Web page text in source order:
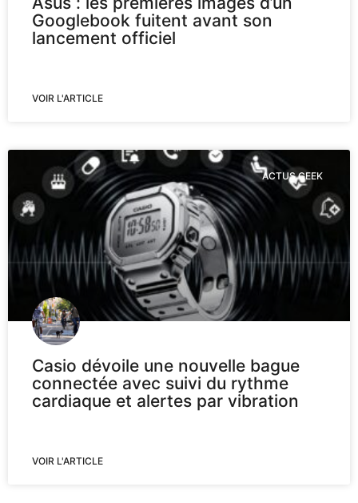
Googlebook fuitent avant son
lancement officiel
VOIR L'ARTICLE
ACTUS GEEK
Casio dévoile une nouvelle bague
connectée avec suivi du rythme
cardiaque et alertes par vibration
VOIR L'ARTICLE